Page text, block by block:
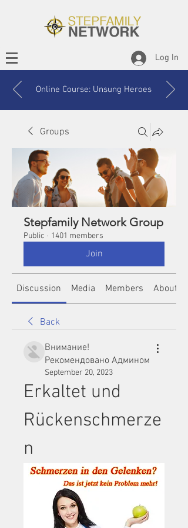
Log In
Online Course: Unsung Heroes
Groups
Stepfamily Network Group
Public · 1401 members
Join
Discussion Media Members About
Back
Внимание!
Рекомендовано Админом
September 20, 2023
Erkaltet und
Rückenschmerze
n